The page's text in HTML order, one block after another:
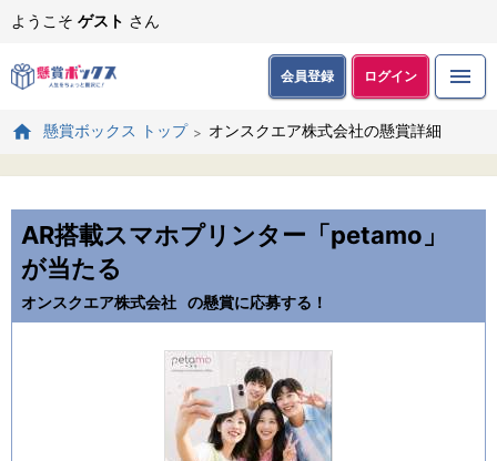
ようこそ ゲスト さん
会員登録 ログイン
懸賞ボックス トップ オンスクエア株式会社の懸賞詳細
AR搭載スマホプリンター「petamo」
が当たる
オンスクエア株式会社 の懸賞に応募する！